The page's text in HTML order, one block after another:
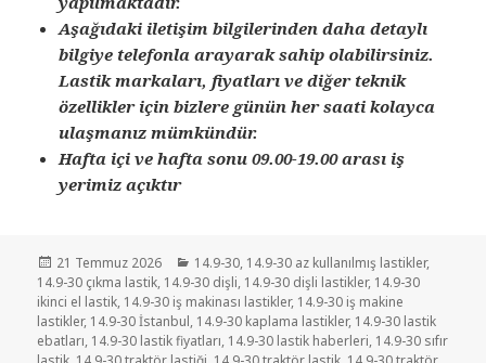
Aşağıdaki iletişim bilgilerinden daha detaylı
bilgiye telefonla arayarak sahip olabilirsiniz.
Lastik markaları, fiyatları ve diğer teknik
özellikler için bizlere günün her saati kolayca
ulaşmanız mümkündür.
Hafta içi ve hafta sonu 09.00-19.00 arası iş
yerimiz açıktır
Yayın
tarihi
21 Temmuz 2026 Kategoriler
14.9-30, 14.9-30 az kullanılmış lastikler,
14.9-30 çıkma lastik, 14.9-30 dişli, 14.9-30 dişli lastikler, 14.9-30
ikinci el lastik, 14.9-30 iş makinası lastikler, 14.9-30 iş makine
lastikler, 14.9-30 İstanbul, 14.9-30 kaplama lastikler, 14.9-30 lastik
ebatları, 14.9-30 lastik fiyatları, 14.9-30 lastik haberleri, 14.9-30 sıfır